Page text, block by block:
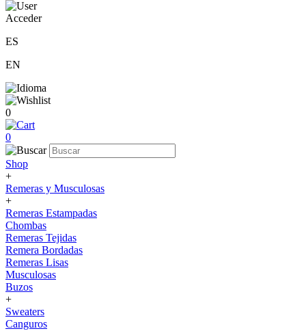
Acceder
ES
EN
0
0
Shop
+
Remeras y Musculosas
+
Remeras Estampadas
Chombas
Remeras Tejidas
Remera Bordadas
Remeras Lisas
Musculosas
Buzos
+
Sweaters
Canguros